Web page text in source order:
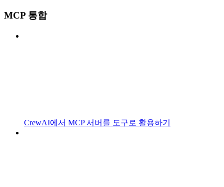
MCP 통합
CrewAI에서 MCP 서버를 도구로 활용하기